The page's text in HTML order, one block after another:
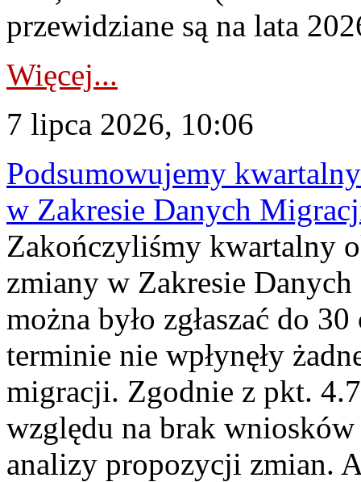
przewidziane są na lata
Więcej...
7 lipca 2026, 10:06
Podsumowujemy
w Zakresie Danych
Zakończyliśmy kwartalny
zmiany w Zakresie
można było zgłaszać do
terminie nie wpłynęły
migracji. Zgodnie z pkt.
względu na brak
analizy propozycji zmian.